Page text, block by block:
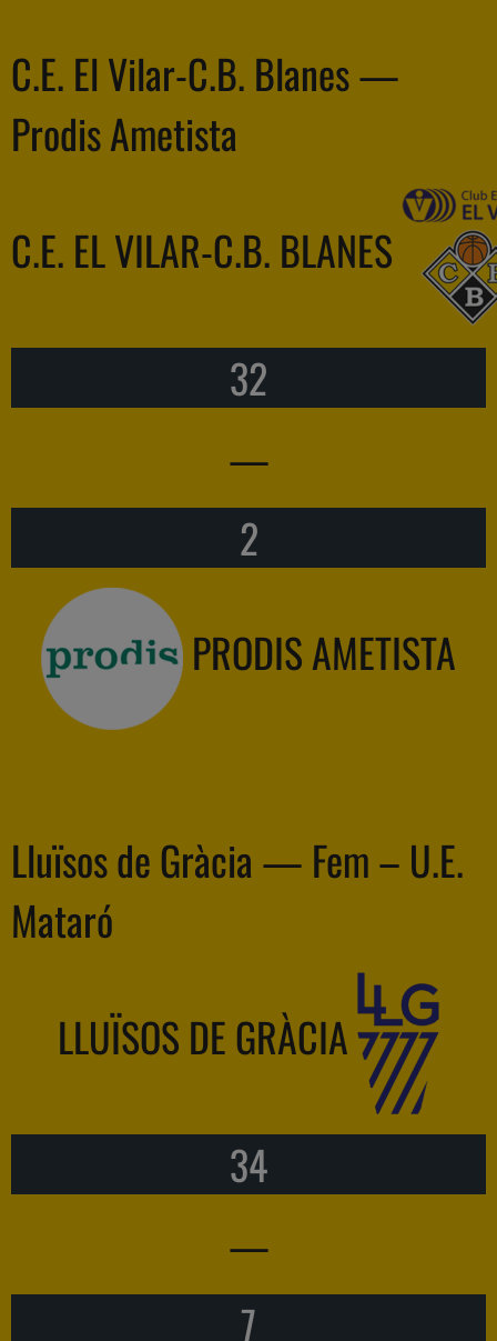
C.E. El Vilar-C.B. Blanes —
Prodis Ametista
C.E. EL VILAR-C.B. BLANES
32
—
2
PRODIS AMETISTA
Lluïsos de Gràcia — Fem – U.E.
Mataró
LLUÏSOS DE GRÀCIA
34
—
7